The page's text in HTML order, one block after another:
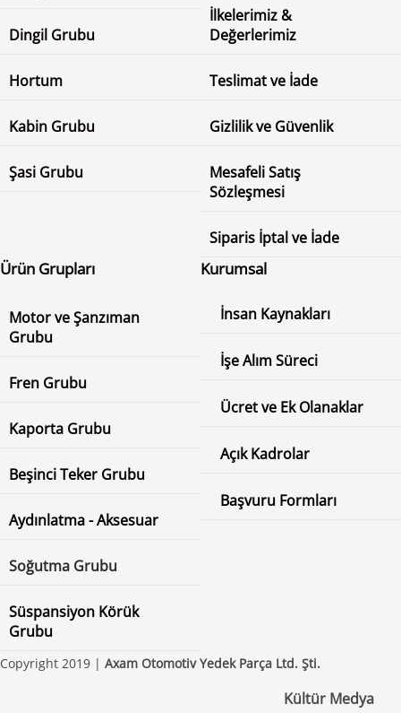
Dingil Grubu
Hortum
Kabin Grubu
Şasi Grubu
İlkelerimiz &
Değerlerimiz
Teslimat ve İade
Gizlilik ve Güvenlik
Mesafeli Satış
Sözleşmesi
Siparis İptal ve İade
Ürün Grupları
Motor ve Şanzıman
Grubu
Fren Grubu
Kaporta Grubu
Beşinci Teker Grubu
Aydınlatma - Aksesuar
Soğutma Grubu
Süspansiyon Körük
Grubu
Kurumsal
İnsan Kaynakları
İşe Alım Süreci
Ücret ve Ek Olanaklar
Açık Kadrolar
Başvuru Formları
Copyright 2019 | Axam Otomotiv Yedek Parça Ltd. Şti.
Kültür Medya